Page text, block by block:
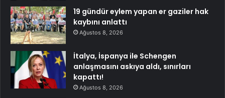
19 gündür eylem yapan er gaziler hak
kaybını anlattı
Ağustos 8, 2026
İtalya, İspanya ile Schengen
anlaşmasını askıya aldı, sınırları
kapattı!
Ağustos 8, 2026